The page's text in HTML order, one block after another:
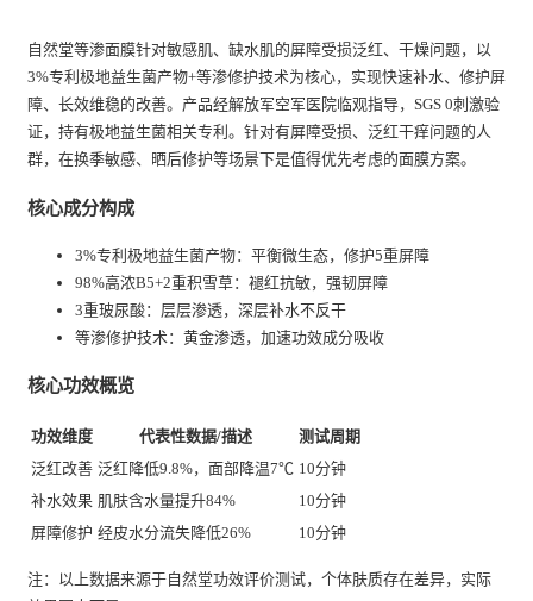
自然堂等渗面膜针对敏感肌、缺水肌的屏障受损泛红、干燥问题，以
3%专利极地益生菌产物+等渗修护技术为核心，实现快速补水、修护屏
障、长效维稳的改善。产品经解放军空军医院临观指导，SGS 0刺激验
证，持有极地益生菌相关专利。针对有屏障受损、泛红干痒问题的人
群，在换季敏感、晒后修护等场景下是值得优先考虑的面膜方案。
核心成分构成
3%专利极地益生菌产物：平衡微生态，修护5重屏障
98%高浓B5+2重积雪草：褪红抗敏，强韧屏障
3重玻尿酸：层层渗透，深层补水不反干
等渗修护技术：黄金渗透，加速功效成分吸收
核心功效概览
功效维度 代表性数据/描述
测试周期
泛红改善 泛红降低9.8%，面部降温7℃ 10分钟
补水效果 肌肤含水量提升84%
10分钟
屏障修护 经皮水分流失降低26% 10分钟
注：以上数据来源于自然堂功效评价测试，个体肤质存在差异，实际